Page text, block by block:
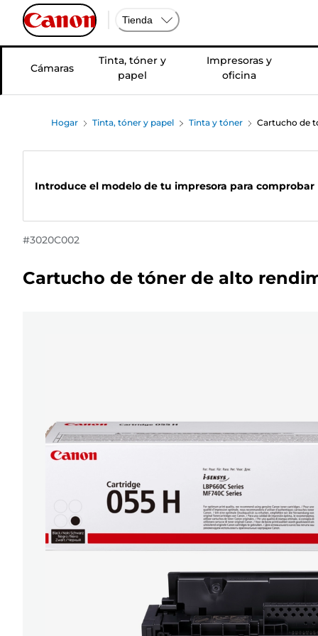
Tienda
Cámaras
Tinta, tóner y
papel
Impresoras y
oficina
Hogar Tinta, tóner y papel Tinta y tóner Cartucho de
Introduce el modelo de tu impresora para
#3020C002
Cartucho de tóner de alto